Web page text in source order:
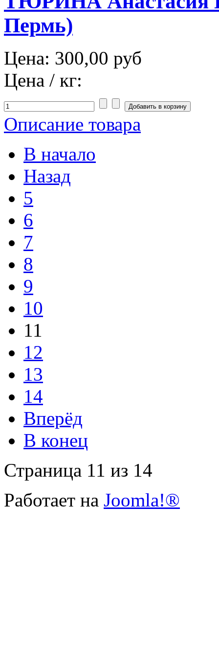
Пермь)
Цена: 300,00 руб
Цена / кг:
Описание товара
В начало
Назад
5
6
7
8
9
10
11
12
13
14
Вперёд
В конец
Страница 11 из 14
Работает на Joomla!®